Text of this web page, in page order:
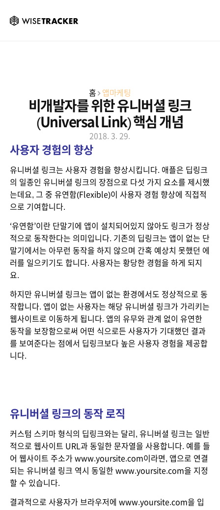
홈 앱마케팅
비개발자를 위한 유니버셜 링크
(Universal Link) 핵심 개념
2018. 3. 29.
사용자 경험의 향상
유니버셜 링크는 사용자 경험을 향상시킵니다. 애플은 딥링크
의 일종인 유니버셜 링크의 장점으로 다섯 가지 요소를 제시했
는데요, 그 중 유연함(Flexible)이 사용자 경험 향상에 직접적
으로 기여합니다.
‘유연함’이란 단말기에 앱이 설치되어있지 않아도 링크가 정상
적으로 동작한다는 의미입니다. 기존의 딥링크는 앱이 없는 단
말기에서는 아무런 동작을 하지 않으며 간혹 예상치 못했던 에
러를 일으키기도 합니다. 사용자는 황당한 경험을 하게 되지
요.
하지만 유니버셜 링크는 앱이 없는 환경에서도 정상적으로 동
작합니다. 앱이 없는 사용자는 해당 유니버셜 링크가 가리키는
웹사이트로 이동하게 됩니다. 앱의 유무와 관계 없이 유연한
동작을 보장함으로써 어떤 식으로든 사용자가 기대했던 결과
를 보여준다는 점에서 딥링크보다 높은 사용자 경험을 제공합
니다.
유니버셜 링크의 동작 로직
커스텀 스키마 형식의 딥링크와는 달리, 유니버셜 링크는 일반
적으로 웹사이트 URL과 동일한 문자열을 사용합니다. 예를 들
어 웹사이트 주소가 www.yoursite.com이라면, 앱으로 연결
되는 유니버셜 링크 역시 동일한 www.yoursite.com을 지정
할 수 있습니다.
결과적으로 사용자가 브라우저에 www.yoursite.com을 입